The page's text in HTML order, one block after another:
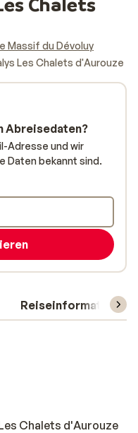
Massif du Dévoluy
Les Chalets d'Aurouze
Reiseinformationen
Chalets d'Aurouze
Abreisedaten?
Adresse und wir
Daten bekannt sind.